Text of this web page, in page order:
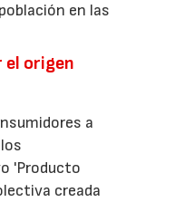
en las
el origen
a
'Producto
creada